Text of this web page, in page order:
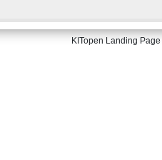
KITopen Landing Page